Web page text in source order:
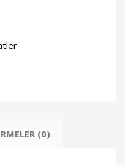
(0)